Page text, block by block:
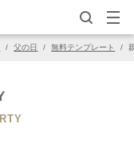
/ 父の日 / 無料テンプレート /